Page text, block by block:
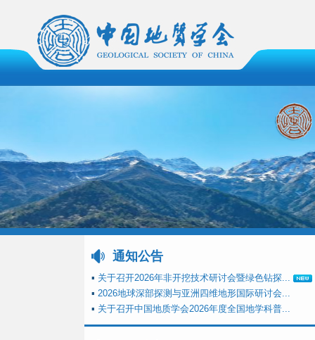
通知公告
▪ 关于召开2026年非开挖技术研讨会暨绿色钻探...
▪ 2026地球深部探测与亚洲四维地形国际研讨会...
▪ 关于召开中国地质学会2026年度全国地学科普...